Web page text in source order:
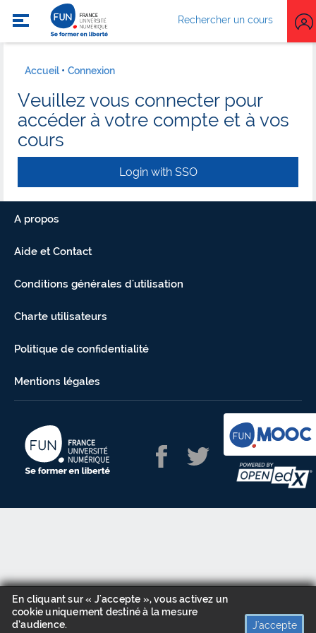
Rechercher un cours
En cliquant sur « J'accepte », vous activez un
cookie uniquement destiné à la mesure
d’audience.
J'accepte
Accueil Connexion
Veuillez vous connecter pour
accéder à votre compte et à vos
cours
Login with SSO
A propos
Aide et Contact
Conditions générales d'utilisation
Charte utilisateurs
Politique de confidentialité
Mentions légales